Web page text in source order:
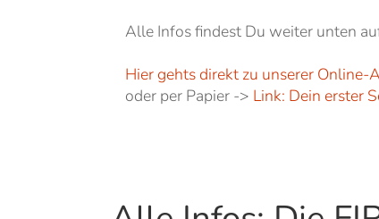
Alle Infos findest Du weiter unten
Hier gehts direkt zu unserer Online-
oder per Papier -> Link: Dein erster